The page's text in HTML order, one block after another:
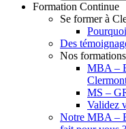
Formation Continue
Se former à
Des
Nos
MBA –
MS –
Validez
Notre MBA –